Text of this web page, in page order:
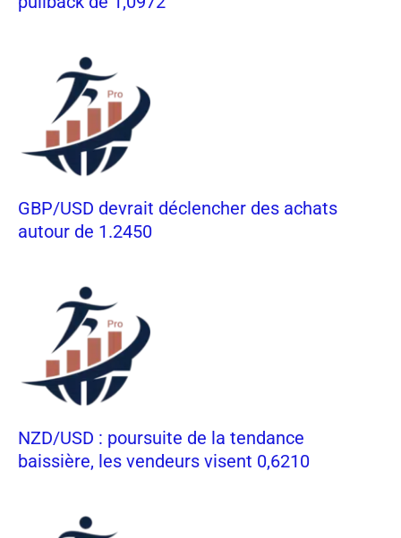
GBP/USD devrait déclencher des achats
autour de 1.2450
NZD/USD : poursuite de la tendance
baissière, les vendeurs visent 0,6210